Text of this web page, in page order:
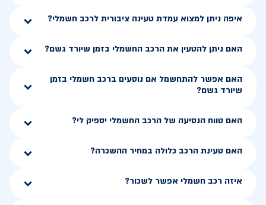
איפה ניתן למצוא עמדת טעינה ציבורית לרכב חשמלי?
האם ניתן להטעין את הרכב החשמלי בזמן שיורד גשם?
האם אפשר להתחשמל אם נוסעים ברכב חשמלי בזמן
שיורד גשם?
האם טווח הנסיעה של הרכב החשמלי יספיק לי?
האם טעינת הרכב כלולה במחיר ההשכרה?
איזה רכב חשמלי אפשר לשכור?